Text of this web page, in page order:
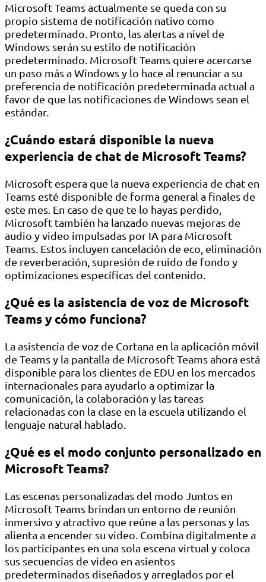
Microsoft Teams actualmente se queda con su
propio sistema de notificación nativo como
predeterminado. Pronto, las alertas a nivel de
Windows serán su estilo de notificación
predeterminado. Microsoft Teams quiere acercarse
un paso más a Windows y lo hace al renunciar a su
preferencia de notificación predeterminada actual a
favor de que las notificaciones de Windows sean el
estándar.
¿Cuándo estará disponible la nueva
experiencia de chat de Microsoft Teams?
Microsoft espera que la nueva experiencia de chat en
Teams esté disponible de forma general a finales de
este mes. En caso de que te lo hayas perdido,
Microsoft también ha lanzado nuevas mejoras de
audio y video impulsadas por IA para Microsoft
Teams. Estos incluyen cancelación de eco, eliminación
de reverberación, supresión de ruido de fondo y
optimizaciones específicas del contenido.
¿Qué es la asistencia de voz de Microsoft
Teams y cómo funciona?
La asistencia de voz de Cortana en la aplicación móvil
de Teams y la pantalla de Microsoft Teams ahora está
disponible para los clientes de EDU en los mercados
internacionales para ayudarlo a optimizar la
comunicación, la colaboración y las tareas
relacionadas con la clase en la escuela utilizando el
lenguaje natural hablado.
¿Qué es el modo conjunto personalizado en
Microsoft Teams?
Las escenas personalizadas del modo Juntos en
Microsoft Teams brindan un entorno de reunión
inmersivo y atractivo que reúne a las personas y las
alienta a encender su video. Combina digitalmente a
los participantes en una sola escena virtual y coloca
sus secuencias de video en asientos
predeterminados diseñados y arreglados por el